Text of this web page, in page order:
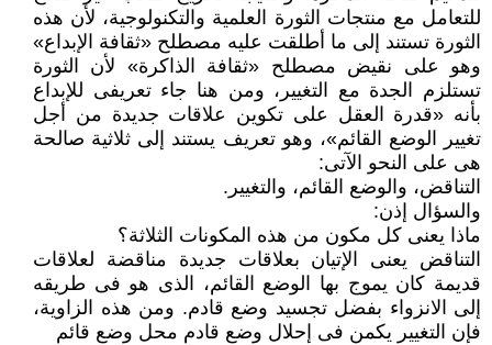
للتعامل مع منتجات الثورة العلمية والتكنولوجية، لأن هذه
الثورة تستند إلى ما أطلقت عليه مصطلح «ثقافة الإبداع»
وهو على نقيض مصطلح «ثقافة الذاكرة» لأن الثورة
تستلزم الجدة مع التغيير، ومن هنا جاء تعريفى للإبداع
بأنه «قدرة العقل على تكوين علاقات جديدة من أجل
تغيير الوضع القائم»، وهو تعريف يستند إلى ثلاثية صالحة
هى على النحو الآتى:
التناقض، والوضع القائم، والتغيير.
والسؤال إذن:
ماذا يعنى كل مكون من هذه المكونات الثلاثة؟
التناقض يعنى الإتيان بعلاقات جديدة مناقضة لعلاقات
قديمة كان يموج بها الوضع القائم، الذى هو فى طريقه
إلى الانزواء بفضل تجسيد وضع قادم. ومن هذه الزاوية،
فإن التغيير يكمن فى إحلال وضع قادم محل وضع قائم